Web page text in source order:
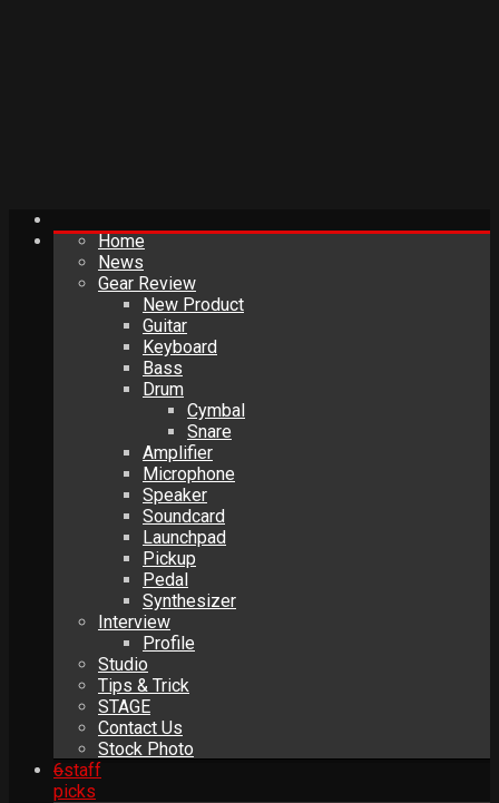
Home
News
Gear Review
New Product
Guitar
Keyboard
Bass
Drum
Cymbal
Snare
Amplifier
Microphone
Speaker
Soundcard
Launchpad
Pickup
Pedal
Synthesizer
Interview
Profile
Studio
Tips & Trick
STAGE
Contact Us
Stock Photo
6staff
picks